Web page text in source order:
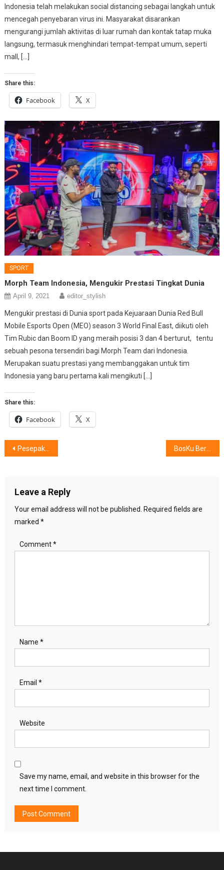
Indonesia telah melakukan social distancing sebagai langkah untuk
mencegah penyebaran virus ini. Masyarakat disarankan
mengurangi jumlah aktivitas di luar rumah dan kontak tatap muka
langsung, termasuk menghindari tempat-tempat umum, seperti
mall, […]
Share this:
Facebook X
SPORT
Morph Team Indonesia, Mengukir Prestasi Tingkat Dunia
April 9, 2021 editor_stylish
Mengukir prestasi di Dunia sport pada Kejuaraan Dunia Red Bull
Mobile Esports Open (MEO) season 3 World Final East, diikuti oleh
Tim Rubic dan Boom ID yang meraih posisi 3 dan 4 berturut, tentu
sebuah pesona tersendiri bagi Morph Team dari Indonesia.
Merupakan suatu prestasi yang membanggakan untuk tim
Indonesia yang baru pertama kali mengikuti […]
Share this:
Facebook X
Post
Pesepak Bola U-17 Menembus Dunia BosKu Beri Hadiah 360GB
Leave a Reply
Your email address will not be published. Required fields are
marked *
Comment*
Name *
Email *
Website
Save my name, email, and website in this browser for the
next time I comment.